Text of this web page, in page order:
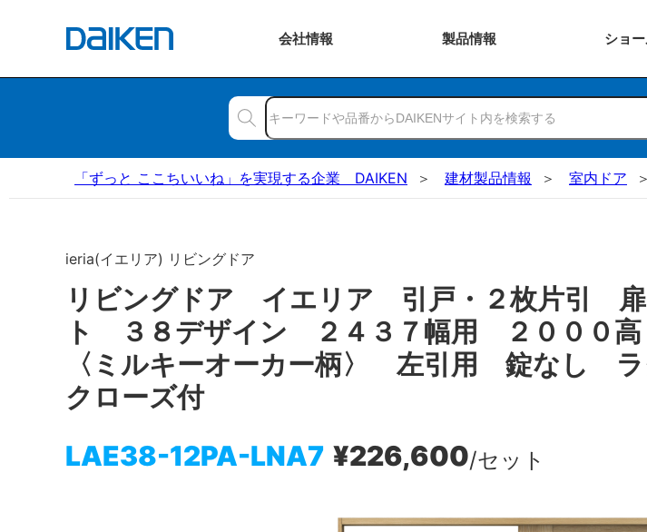
会社情報 製品情報 ショー
「ずっと ここちいいね」を実現する企業 DAIKEN 建材製品情報 室内ドア
ieria(イエリア) リビングドア
リビングドア イエリア 引戸・２枚片引 扉
ト ３８デザイン ２４３７幅用 ２０００
〈ミルキーオーカー柄〉 左引用 錠なし ラ
クローズ付
LAE38-12PA-LNA7 ¥226,600/セット